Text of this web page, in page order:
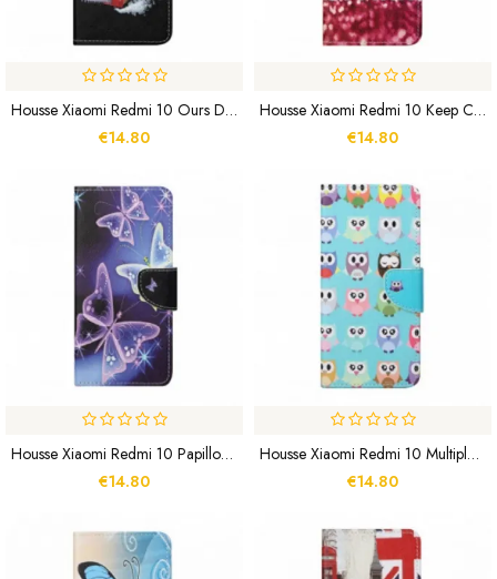
Housse Xiaomi Redmi 10 Ours Dangereux
€14.80
Housse Xiaomi Redmi 10 Keep Calm And Sparkle
€14.80
Housse Xiaomi Redmi 10 Papillons Néons
€14.80
Housse Xiaomi Redmi 10 Multiples Hiboux
€14.80